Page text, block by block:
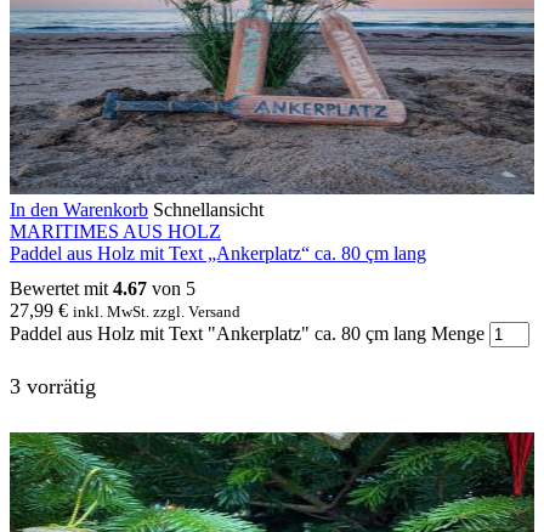
In den Warenkorb Schnellansicht
MARITIMES AUS HOLZ
Paddel aus Holz mit Text „Ankerplatz“ ca. 80 çm lang
Bewertet mit 4.67 von 5
27,99 € inkl. MwSt. zzgl. Versand
Paddel aus Holz mit Text "Ankerplatz" ca. 80 çm lang Menge
3 vorrätig